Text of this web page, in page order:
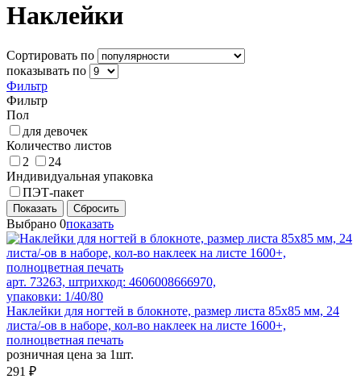
Наклейки
Сортировать по
показывать по
Фильтр
Фильтр
Пол
для девочек
Количество листов
2
24
Индивидуальная упаковка
ПЭТ-пакет
Показать Сбросить
Выбрано 0показать
арт. 73263, штрихкод: 4606008666970,
упаковки: 1/40/80
Наклейки для ногтей в блокноте, размер листа 85x85 мм, 24
листа/-ов в наборе, кол-во наклеек на листе 1600+,
полноцветная печать
розничная цена за 1шт.
291 ₽